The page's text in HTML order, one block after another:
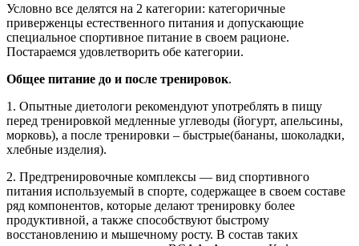
Условно все делятся на 2 категории: категоричные
приверженцы естественного питания и допускающие
специальное спортивное питание в своем рационе.
Постараемся удовлетворить обе категории.
Общее питание до и после тренировок.
1. Опытные диетологи рекомендуют употреблять в пищу
перед тренировкой медленные углеводы (йогурт, апельсины,
морковь), а после тренировки – быстрые(бананы, шоколадки,
хлебные изделия).
2. Предтренировочные комплексы — вид спортивного
питания используемый в спорте, содержащее в своем составе
ряд компонентов, которые делают тренировку более
продуктивной, а также способствуют быстрому
восстановлению и мышечному росту. В состав таких